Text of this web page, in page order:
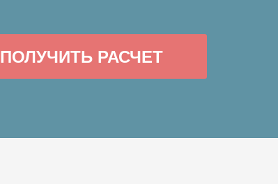
ПОЛУЧИТЬ РАСЧЕТ